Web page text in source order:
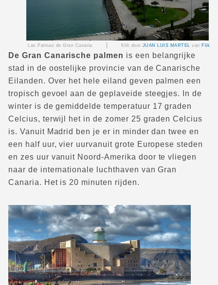
Las Palmas de Gran Canaria Klik door JUAN LUIS MARTEL van Flik
De Gran Canarische palmen is een belangrijke
stad in de oostelijke provincie van de Canarische
Eilanden. Over het hele eiland geven palmen een
tropisch gevoel aan de geplaveide steegjes. In de
winter is de gemiddelde temperatuur 17 graden
Celcius, terwijl het in de zomer 25 graden Celcius
is. Vanuit Madrid ben je er in minder dan twee en
een half uur, vier uurvanuit grote Europese steden
en zes uur vanuit Noord-Amerika door te vliegen
naar de internationale luchthaven van Gran
Canaria. Het is 20 minuten rijden.